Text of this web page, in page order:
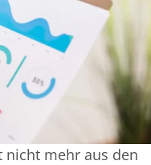
nicht mehr aus den